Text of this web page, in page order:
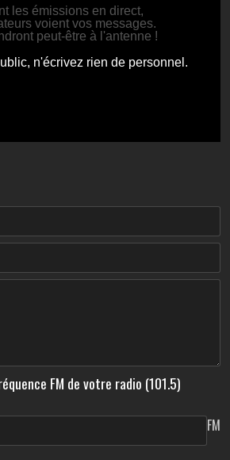
FM de votre radio (101.5)
FM